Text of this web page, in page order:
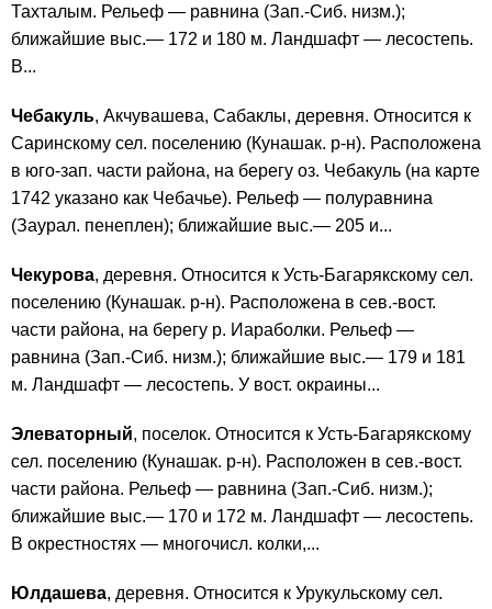
Тахталым. Рельеф — равнина (Зап.-Сиб. низм.);
ближайшие выс.— 172 и 180 м. Ландшафт — лесостепь.
В...
Чебакуль, Акчувашева, Сабаклы, деревня. Относится к
Саринскому сел. поселению (Кунашак. р-н). Расположена
в юго-зап. части района, на берегу оз. Чебакуль (на карте
1742 указано как Чебачье). Рельеф — полуравнина
(Заурал. пенеплен); ближайшие выс.— 205 и...
Чекурова, деревня. Относится к Усть-Багарякскому сел.
поселению (Кунашак. р-н). Расположена в сев.-вост.
части района, на берегу р. Иараболки. Рельеф —
равнина (Зап.-Сиб. низм.); ближайшие выс.— 179 и 181
м. Ландшафт — лесостепь. У вост. окраины...
Элеваторный, поселок. Относится к Усть-Багарякскому
сел. поселению (Кунашак. р-н). Расположен в сев.-вост.
части района. Рельеф — равнина (Зап.-Сиб. низм.);
ближайшие выс.— 170 и 172 м. Ландшафт — лесостепь.
В окрестностях — многочисл. колки,...
Юлдашева, деревня. Относится к Урукульскому сел.